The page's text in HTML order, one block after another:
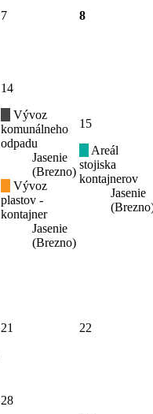
7 8
14
Vývoz
komunálneho
odpadu
Jasenie
(Brezno)
Vývoz
plastov -
kontajner
Jasenie
(Brezno)
15
Areál
stojiska
kontajnerov
Jasenie
21 22
28